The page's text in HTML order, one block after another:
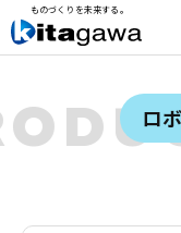
ものづくりを未来する。
ロ